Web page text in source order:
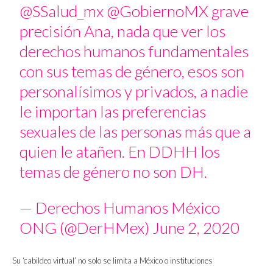
@SSalud_mx @GobiernoMX grave
precisión Ana, nada que ver los
derechos humanos fundamentales
con sus temas de género, esos son
personalísimos y privados, a nadie
le importan las preferencias
sexuales de las personas más que a
quien le atañen. En DDHH los
temas de género no son DH.
— Derechos Humanos México
ONG (@DerHMex) June 2, 2020
Su ‘cabildeo virtual’ no solo se limita a México o instituciones